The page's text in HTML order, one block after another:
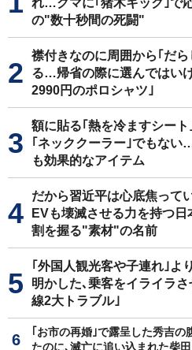
の"数十秒間の死闘"
襟付きなのに周囲から｢だ
る…帰省の際に選んではい
2990円のポロシャツ｣
額に貼る｢熱を冷ますシー
｢ネッククーラー｣でもない
も効果的なアイテム
だから習近平は心底焦って
EVも壊滅させる力を持つ
割を握る"素材"の名前
｢外国人観光客や子連れ｣
明かした､乗客をイライラ
線2大トラブル｣
｢お市の再婚｣で露呈した秀吉
たのに､滅亡に追い込まれた柴